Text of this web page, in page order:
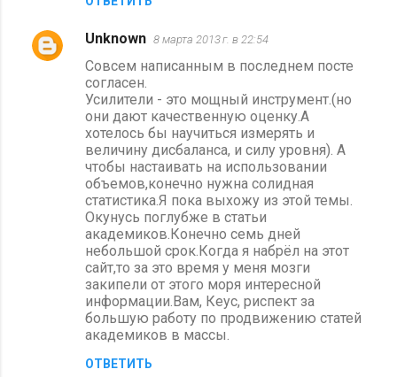
Unknown 8 марта 2013 г. в 22:54
Совсем написанным в последнем посте
согласен.
Усилители - это мощный инструмент.(но
они дают качественную оценку.А
хотелось бы научиться измерять и
величину дисбаланса, и силу уровня). А
чтобы настаивать на использовании
объемов,конечно нужна солидная
статистика.Я пока выхожу из этой темы.
Окунусь поглубже в статьи
академиков.Конечно семь дней
небольшой срок.Когда я набрёл на этот
сайт,то за это время у меня мозги
закипели от этого моря интересной
информации.Вам, Кеус, риспект за
большую работу по продвижению статей
академиков в массы.
ОТВЕТИТЬ